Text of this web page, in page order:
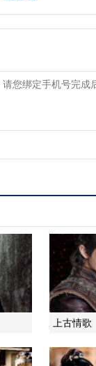
上古情歌